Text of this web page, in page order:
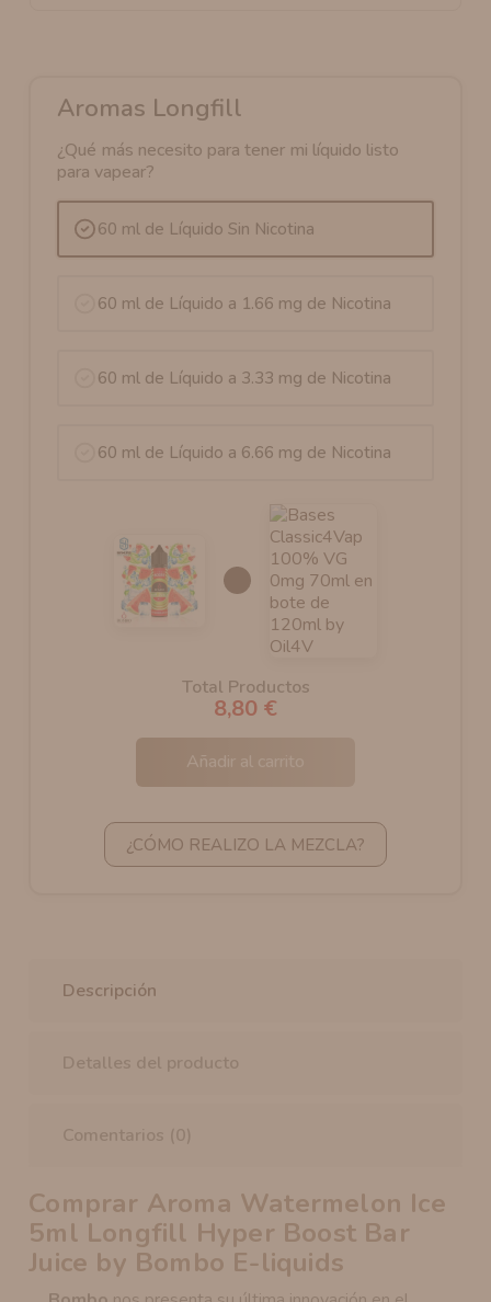
Aromas Longfill
¿Qué más necesito para tener mi líquido listo
para vapear?
60 ml de Líquido Sin Nicotina
60 ml de Líquido a 1.66 mg de Nicotina
60 ml de Líquido a 3.33 mg de Nicotina
60 ml de Líquido a 6.66 mg de Nicotina
Total Productos
8,80 €
Añadir al carrito
¿CÓMO REALIZO LA MEZCLA?
Descripción
Detalles del producto
Comentarios (0)
Comprar Aroma Watermelon Ice
5ml Longfill Hyper Boost Bar
Juice by Bombo E-liquids